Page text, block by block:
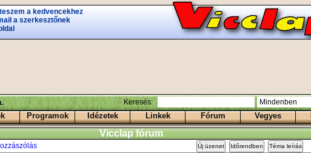
a kedvencekhez
a szerkesztőnek
Keresés:
Programok Idézetek Linkek Fórum Vegyes
Vicclap fórum
Új üzenet Időrendben Téma leírás